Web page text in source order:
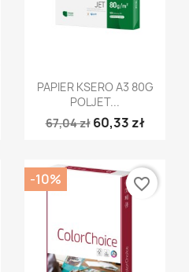
Szybki podgląd
PAPIER KSERO A3 80G
POLJET...
67,04 zł 60,33 zł
-10% favorite_border